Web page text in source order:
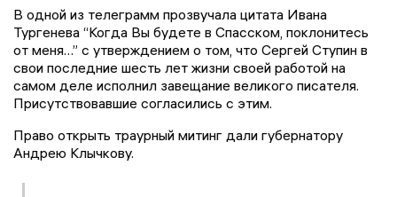
В одной из телеграмм прозвучала цитата Ивана
Тургенева “Когда Вы будете в Спасском, поклонитесь
от меня…” с утверждением о том, что Сергей Ступин в
свои последние шесть лет жизни своей работой на
самом деле исполнил завещание великого писателя.
Присутствовавшие согласились с этим.
Право открыть траурный митинг дали губернатору
Андрею Клычкову.